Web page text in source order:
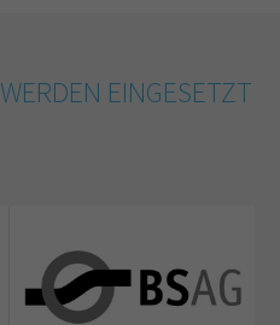
WERDEN EINGESETZT